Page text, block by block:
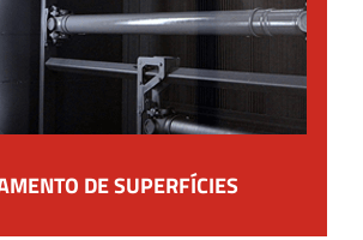
DE SUPERFÍCIES